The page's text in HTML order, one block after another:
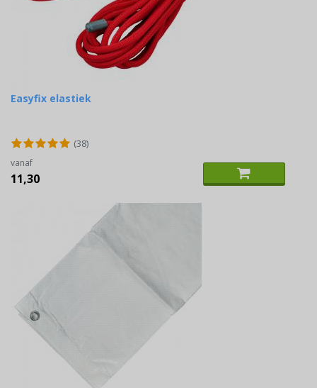
Easyfix elastiek
(38)
vanaf
11,30